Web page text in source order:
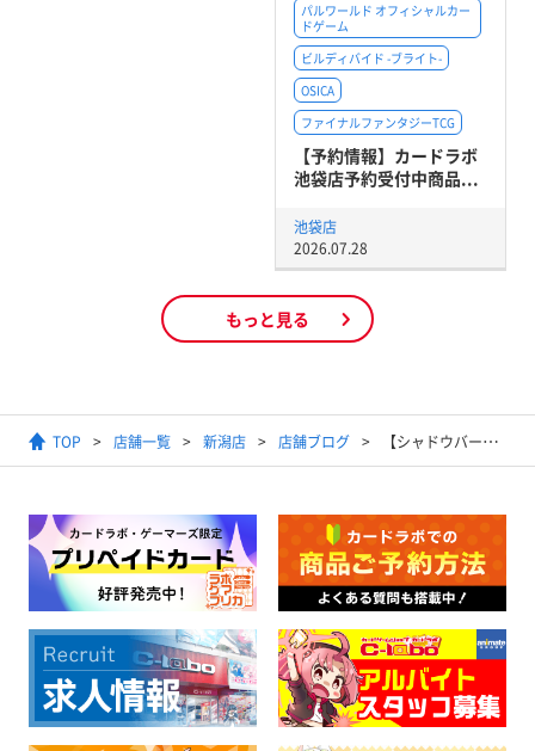
パルワールド オフィシャルカー
ドゲーム
ビルディバイド -ブライト-
OSICA
ファイナルファンタジーTCG
【予約情報】カードラボ
池袋店予約受付中商品...
池袋店
2026.07.28
もっと見る
TOP 店舗一覧 新潟店 店舗ブログ 【シャドウバースエボルヴ】デッキ販売情報！！